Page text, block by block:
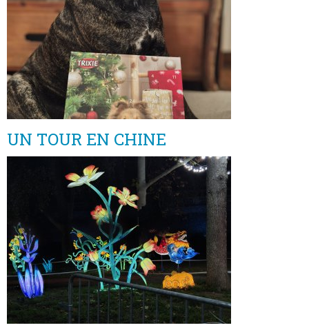
UN TOUR EN CHINE